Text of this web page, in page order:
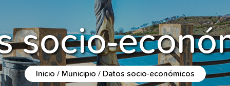
socio-
Inicio Municipio Datos socio-económicos